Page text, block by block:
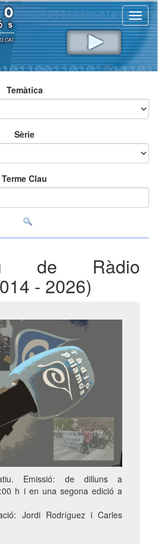
Temàtica
Sèrie
Terme Clau
de Ràdio
- 2026)
Emissió: de dilluns a
h i en una segona edició a
Jordi Rodríguez i Carles